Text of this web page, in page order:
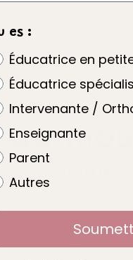
pour stimuler le
es :
Éducatrice en
Éducatrice
Intervenante /
Enseignante
Parent
Autres